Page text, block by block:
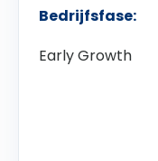
Bedrijfsfase:
Early Growth